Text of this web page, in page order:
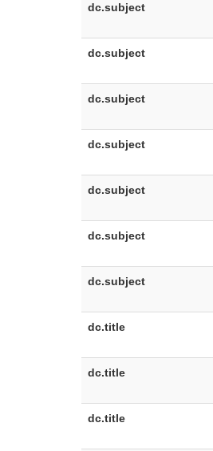
dc.subject
dc.subject
dc.subject
dc.subject
dc.subject
dc.subject
dc.subject
dc.title
dc.title
dc.title